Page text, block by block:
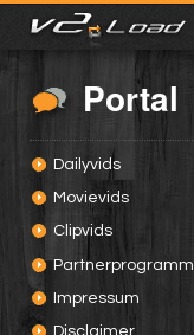
Portal
Dailyvids
Movievids
Clipvids
Partnerprogramm
Impressum
Disclaimer